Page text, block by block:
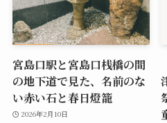
宮島口駅と宮島口桟橋の間
の地下道で見た、名前のな
い赤い石と春日燈籠
2026年2月10日